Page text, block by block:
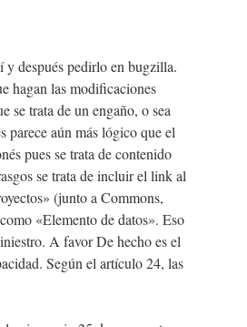
y después pedirlo en bugzilla.
hagan las modificaciones
se trata de un engaño, o sea
parece aún más lógico que el
pues se trata de contenido
se trata de incluir el link al
(junto a Commons,
«Elemento de datos». Eso
A favor De hecho es el
Según el artículo 24, las